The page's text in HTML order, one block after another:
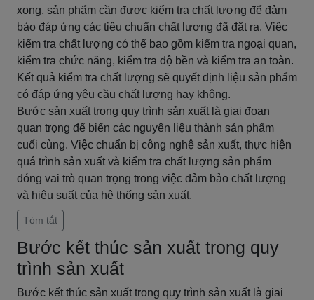
xong, sản phẩm cần được kiểm tra chất lượng để đảm
bảo đáp ứng các tiêu chuẩn chất lượng đã đặt ra. Việc
kiểm tra chất lượng có thể bao gồm kiểm tra ngoại quan,
kiểm tra chức năng, kiểm tra độ bền và kiểm tra an toàn.
Kết quả kiểm tra chất lượng sẽ quyết định liệu sản phẩm
có đáp ứng yêu cầu chất lượng hay không.
Bước sản xuất trong quy trình sản xuất là giai đoạn
quan trọng để biến các nguyên liệu thành sản phẩm
cuối cùng. Việc chuẩn bị công nghệ sản xuất, thực hiện
quá trình sản xuất và kiểm tra chất lượng sản phẩm
đóng vai trò quan trọng trong việc đảm bảo chất lượng
và hiệu suất của hệ thống sản xuất.
Tóm tắt
Bước kết thúc sản xuất trong quy
trình sản xuất
Bước kết thúc sản xuất trong quy trình sản xuất là giai